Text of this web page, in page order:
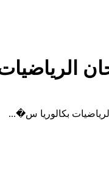
بكالوريا س�...